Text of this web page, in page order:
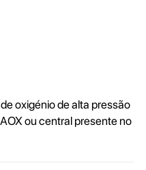
oxigénio de alta pressão
ou central presente no